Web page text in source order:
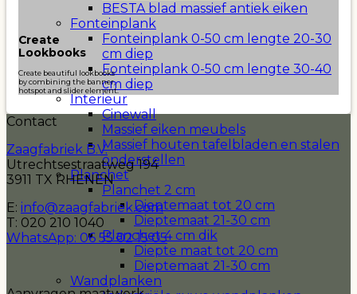
BESTA blad massief antiek eiken
Fonteinplank
Fonteinplank 0-50 cm lengte 20-30
cm diep
Fonteinplank 0-50 cm lengte 30-40
cm diep
Interieur
Cinewall
Massief eiken meubels
Massief houten tafelbladen en stalen
onderstellen
Planchet
Planchet 2 cm
Dieptemaat tot 20 cm
Dieptemaat 21-30 cm
Planchet 4 cm dik
Diepte maat tot 20 cm
Dieptemaat 21-30 cm
Wandplanken
Create
Lookbooks
Create beautiful lookbooks
by combining the banner,
hotspot and slider element.
Contact
Zaagfabriek B.V.
Utrechtsestraatweg 194
3911 TX RHENEN
E: info@zaagfabriek.com
T: 020 210 1040
WhatsApp: 06 55 02 15 05